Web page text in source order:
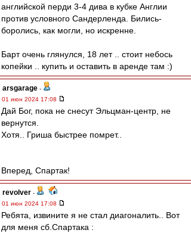
английской перди 3-4 дива в кубке Англии
против условного Сандерленда. Бились-
боролись, как могли, но искренне.
Барт очень глянулся, 18 лет .. стоит небось
копейки .. купить и оставить в аренде там :)
arsgarage -
01 июн 2024 17:08
Дай Бог, пока не снесут Эльцман-центр, не
вернутся.
Хотя.. Гриша быстрее помрет..
Вперед, Спартак!
revolver -
01 июн 2024 17:08
Ребята, извините я не стал диагоналить.. Вот
для меня сб.Спартака :